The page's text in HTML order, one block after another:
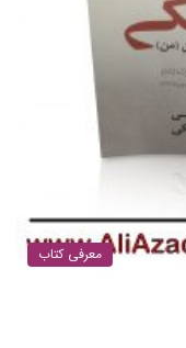
معرفی کتاب